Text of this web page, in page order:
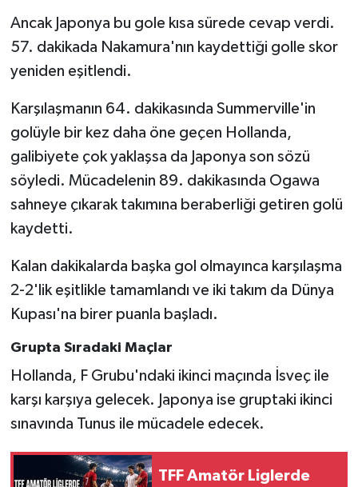
Ancak Japonya bu gole kısa sürede cevap verdi.
57. dakikada Nakamura'nın kaydettiği golle skor
yeniden eşitlendi.
Karşılaşmanın 64. dakikasında Summerville'in
golüyle bir kez daha öne geçen Hollanda,
galibiyete çok yaklaşsa da Japonya son sözü
söyledi. Mücadelenin 89. dakikasında Ogawa
sahneye çıkarak takımına beraberliği getiren golü
kaydetti.
Kalan dakikalarda başka gol olmayınca karşılaşma
2-2'lik eşitlikle tamamlandı ve iki takım da Dünya
Kupası'na birer puanla başladı.
Grupta Sıradaki Maçlar
Hollanda, F Grubu'ndaki ikinci maçında İsveç ile
karşı karşıya gelecek. Japonya ise gruptaki ikinci
sınavında Tunus ile mücadele edecek.
TFF Amatör Liglerde